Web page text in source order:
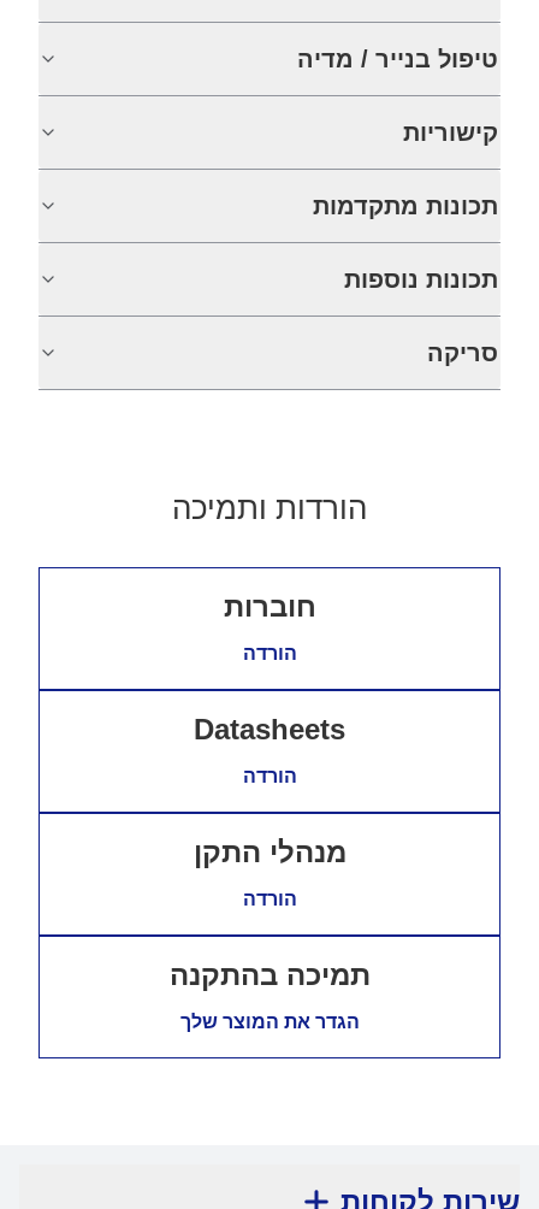
טיפול בנייר / מדיה
קישוריות
תכונות מתקדמות
תכונות נוספות
סריקה
הורדות ותמיכה
חוברות
הורדה
Datasheets
הורדה
מנהלי התקן
הורדה
תמיכה בהתקנה
הגדר את המוצר שלך
שירות לקוחות